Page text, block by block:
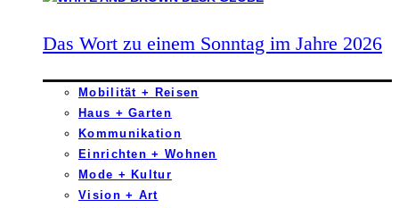
Das Wort zu einem Sonntag im Jahre 2026
Mobilität + Reisen
Haus + Garten
Kommunikation
Einrichten + Wohnen
Mode + Kultur
Vision + Art